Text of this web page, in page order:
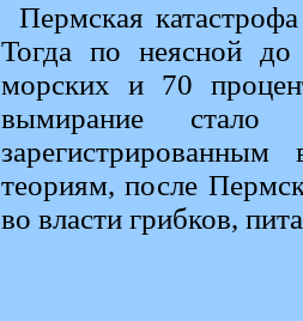
Пермская
Тогда по неясной
морских и 70
вымирание
теориям, после
во власти грибков,